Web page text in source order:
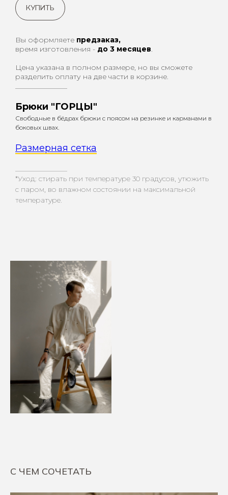
КУПИТЬ
Вы оформляете предзаказ,
время изготовления - до 3 месяцев.
Цена указана в полном размере, но вы сможете
разделить оплату на две части в корзине.
Брюки "ГОРЦЫ"
Свободные в бёдрах брюки с поясом на резинке и карманами в
боковых швах.
Размерная сетка
*Уход: стирать при температуре 30 градусов, утюжить
с паром, во влажном состоянии на максимальной
температуре.
С ЧЕМ СОЧЕТАТЬ